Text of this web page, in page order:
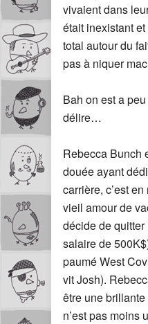
vivaient dans
était inexistant
total autour du
pas à niquer
Bah on est a
délire…
Rebecca Bunch
douée ayant
carrière, c’est
vieil amour de
décide de quitter
salaire de
paumé West
vit Josh).
être une brillante
n’est pas moins